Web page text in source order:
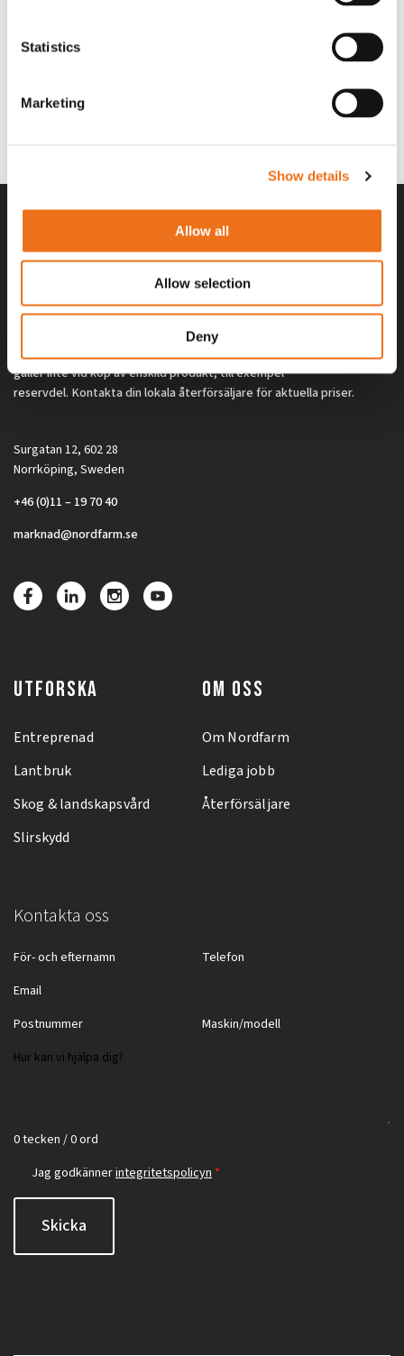
Statistics
Marketing
Show details
Allow all
Allow selection
Deny
Lägg till i varukorg
Rotor teeth 8t/6k 0Gr/8 R6/14
Alla priser på tillbehör och tillval gäller vid köp av ny maskin. Priserna
gäller inte vid köp av enskild produkt, till exempel
reservdel. Kontakta din lokala återförsäljare för aktuella priser.
Surgatan 12, 602 28
Norrköping, Sweden
+46 (0)11 – 19 70 40
marknad@nordfarm.se
UTFORSKA
Entreprenad
Lantbruk
Skog & landskapsvård
Slirskydd
OM OSS
Om Nordfarm
Lediga jobb
Återförsäljare
Kontakta oss
0 tecken / 0 ord
Jag godkännerintegritetspolicyn *
Skicka